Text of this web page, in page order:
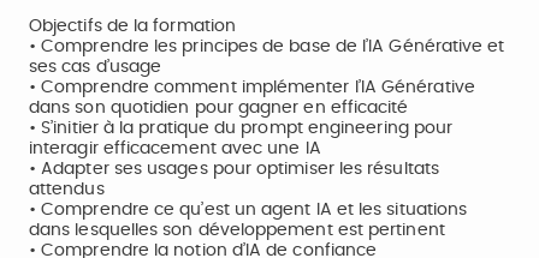
Objectifs de la formation
• Comprendre les principes de base de l’IA Générative et
ses cas d’usage
• Comprendre comment implémenter l’IA Générative
dans son quotidien pour gagner en efficacité
• S’initier à la pratique du prompt engineering pour
interagir efficacement avec une IA
• Adapter ses usages pour optimiser les résultats
attendus
• Comprendre ce qu’est un agent IA et les situations
dans lesquelles son développement est pertinent
• Comprendre la notion d’IA de confiance